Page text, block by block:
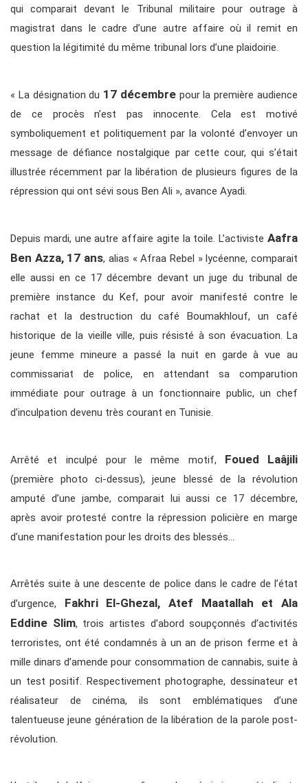
qui comparait devant le Tribunal militaire pour outrage à
magistrat dans le cadre d’une autre affaire où il remit en
question la légitimité du même tribunal lors d’une plaidoirie.
« La désignation du 17 décembrepour la première audience
de ce procès n’est pas innocente. Cela est motivé
symboliquement et politiquement par la volonté d’envoyer un
message de défiance nostalgique par cette cour, qui s’était
illustrée récemment par la libération de plusieurs figures de la
répression qui ont sévi sous Ben Ali », avance Ayadi.
Depuis mardi, une autre affaire agite la toile. L’activiste Aafra
Ben Azza, 17 ans, alias « Afraa Rebel » lycéenne, comparait
elle aussi en ce 17 décembre devant un juge du tribunal de
première instance du Kef, pour avoir manifesté contre le
rachat et la destruction du café Boumakhlouf, un café
historique de la vieille ville, puis résisté à son évacuation. La
jeune femme mineure a passé la nuit en garde à vue au
commissariat de police, en attendant sa comparution
immédiate pour outrage à un fonctionnaire public, un chef
d’inculpation devenu très courant en Tunisie.
Arrêté et inculpé pour le même motif, Foued Laâjili
(première photo ci-dessus), jeune blessé de la révolution
amputé d’une jambe, comparait lui aussi ce 17 décembre,
après avoir protesté contre la répression policière en marge
d’une manifestation pour les droits des blessés…
Arrêtés suite à une descente de police dans le cadre de l’état
d’urgence, Fakhri El-Ghezal, Atef Maatallah et Ala
Eddine Slim, trois artistes d’abord soupçonnés d’activités
terroristes, ont été condamnés à un an de prison ferme et à
mille dinars d’amende pour consommation de cannabis, suite à
un test positif. Respectivement photographe, dessinateur et
réalisateur de cinéma, ils sont emblématiques d’une
talentueuse jeune génération de la libération de la parole post-
révolution.